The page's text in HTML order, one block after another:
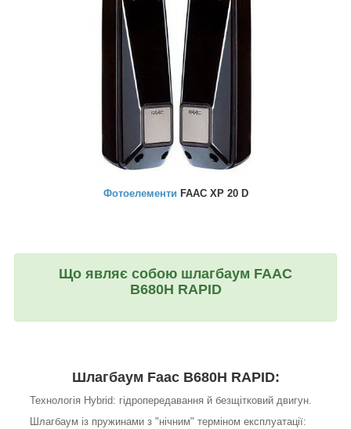
Фотоелементи FAAC XP 20 D
Що являє собою шлагбаум FAAC
B680H RAPID
Шлагбаум Faac B680H RAPID:
Технологія Hybrid: гідропередавання й безщітковий двигун.
Шлагбаум із пружинами з "нічним" терміном експлуатації: